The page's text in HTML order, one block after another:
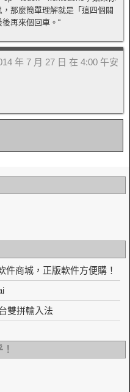
那麼簡單理解就是「這四個關
再來個回車。“
年 7 月 27 日 在 4:00 午安
件商城，正版軟件方便購！
雙拼輸入法